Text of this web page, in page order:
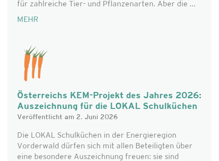
für zahlreiche Tier- und Pflanzenarten. Aber die ...
MEHR
Österreichs KEM-Projekt des Jahres 2026:
Auszeichnung für die LOKAL Schulküchen
Veröffentlicht am 2. Juni 2026
Die LOKAL Schulküchen in der Energieregion
Vorderwald dürfen sich mit allen Beteiligten über
eine besondere Auszeichnung freuen: sie sind